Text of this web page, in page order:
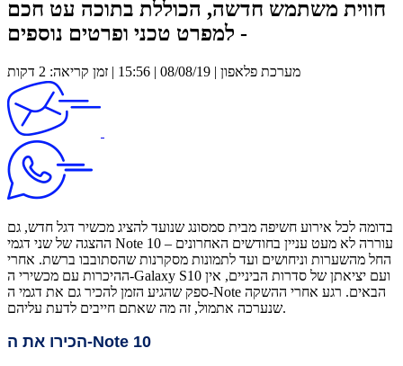
חווית משתמש חדשה, הכוללת בתוכה עט חכם
- למפרט טכני ופרטים נוספים
מערכת פלאפון | 08/08/19 | 15:56 | זמן קריאה: 2 דקות
בדומה לכל אירוע חשיפה מבית סמסונג שנועד להציג מכשיר דגל חדש, גם
ההצגה של שני דגמי Note 10 עוררה לא מעט עניין בחודשים האחרונים –
החל מהשערות וניחושים ועד לתמונות מסקרנות שהסתובבו ברשת. אחרי
ההיכרות עם מכשירי ה-Galaxy S10 ועם יציאתן של סדרות הביניים, אין
ספק שהגיע הזמן להכיר גם את דגמי ה-Note הבאים. רגע אחרי ההשקה
שנערכה אתמול, זה מה שאתם חייבים לדעת עליהם.
הכירו את ה-Note 10